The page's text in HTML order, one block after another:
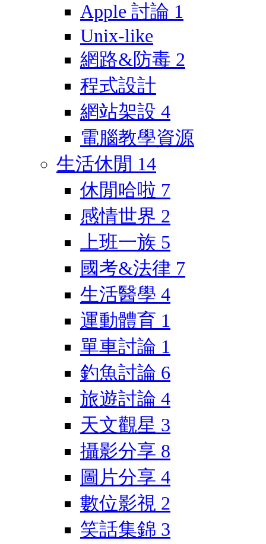
Apple 討論 1
Unix-like
網路&防毒 2
程式設計
網站架設 4
電腦教學資源
生活休閒 14
休閒哈啦 7
感情世界 2
上班一族 5
國考&法律 7
生活醫學 4
運動體育 1
單車討論 1
釣魚討論 6
旅遊討論 4
天文觀星 3
攝影分享 8
圖片分享 4
數位影視 2
笑話集錦 3